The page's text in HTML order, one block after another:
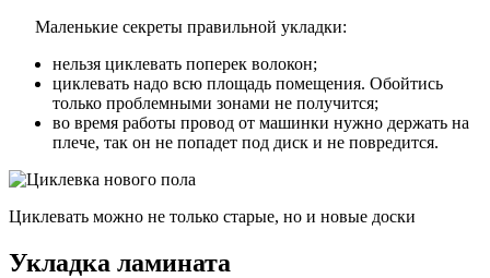
Маленькие секреты правильной укладки:
нельзя циклевать поперек волокон;
циклевать надо всю площадь помещения. Обойтись
только проблемными зонами не получится;
во время работы провод от машинки нужно держать на
плече, так он не попадет под диск и не повредится.
Циклевать можно не только старые, но и новые доски
Укладка ламината